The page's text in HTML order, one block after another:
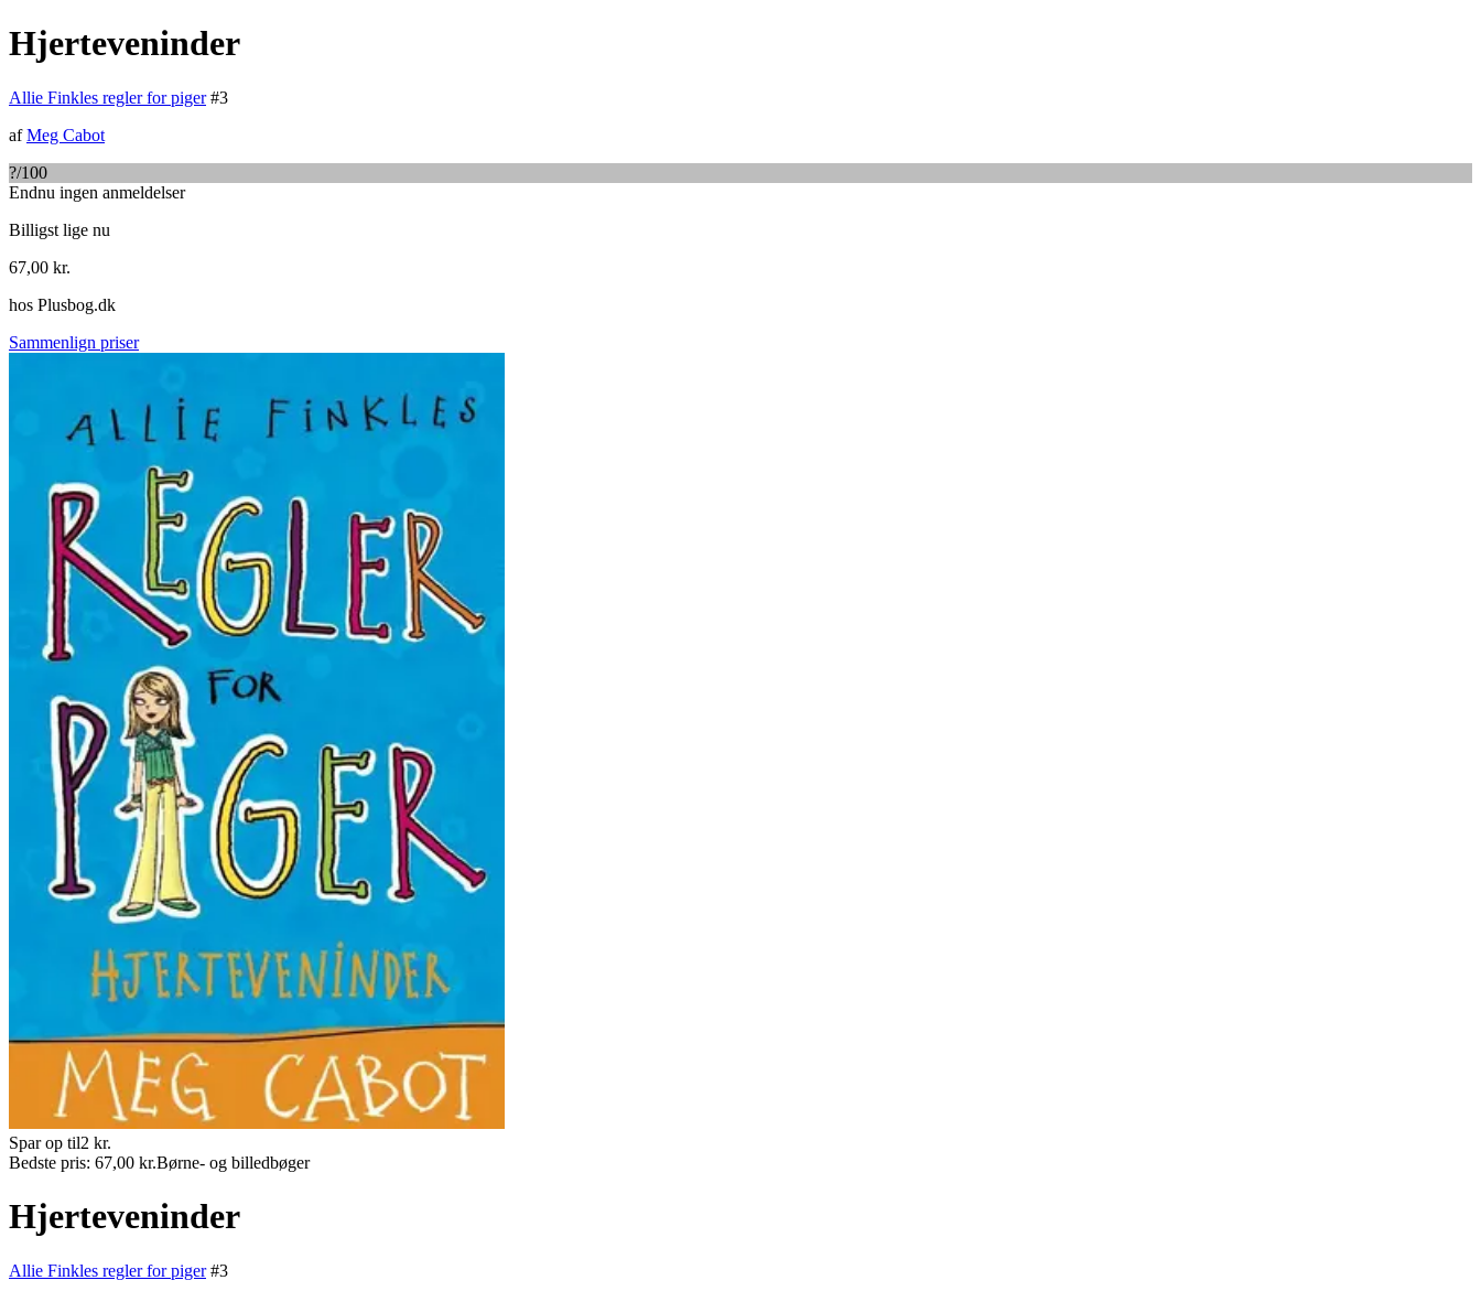
Hjerteveninder
Allie Finkles regler for piger #3
afMeg Cabot
?/100
Endnu ingen anmeldelser
Billigst lige nu
67,00 kr.
hos Plusbog.dk
Sammenlign priser
Spar op til2 kr.
Bedste pris: 67,00 kr.Børne- og billedbøger
Hjerteveninder
Allie Finkles regler for piger #3